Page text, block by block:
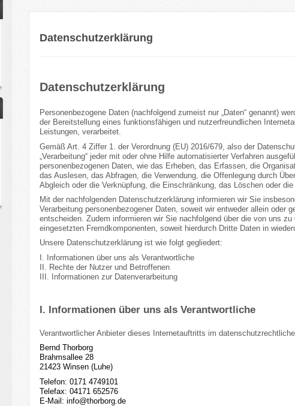
Datenschutzerklärung
Datenschutzerklärung
Personenbezogene Daten (nachfolgend zumeist nur „Daten“ genannt)
der Bereitstellung eines funktionsfähigen und nutzerfreundlichen
Leistungen, verarbeitet.
Gemäß Art. 4 Ziffer 1. der Verordnung (EU) 2016/679, also der
„Verarbeitung“ jeder mit oder ohne Hilfe automatisierter Verfahren
personenbezogenen Daten, wie das Erheben, das Erfassen, die
das Auslesen, das Abfragen, die Verwendung, die Offenlegung durch
Abgleich oder die Verknüpfung, die Einschränkung, das Löschen oder die
Mit der nachfolgenden Datenschutzerklärung informieren wir Sie
Verarbeitung personenbezogener Daten, soweit wir entweder allein oder
entscheiden. Zudem informieren wir Sie nachfolgend über die von uns
eingesetzten Fremdkomponenten, soweit hierdurch Dritte Daten in
Unsere Datenschutzerklärung ist wie folgt gegliedert:
I. Informationen über uns als Verantwortliche
II. Rechte der Nutzer und Betroffenen
III. Informationen zur Datenverarbeitung
I. Informationen über uns als Verantwortliche
Verantwortlicher Anbieter dieses Internetauftritts im
Bernd Thorborg
Brahmsallee 28
21423 Winsen (Luhe)
Telefon: 0171 4749101
Telefax: 04171 652576
E-Mail: info@thorborg.de